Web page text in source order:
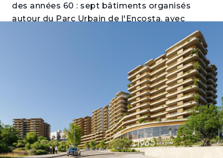
des années 60 : sept bâtiments organisés
autour du Parc Urbain de l'Encosta, avec
logements, commerces, services et transports
intégrés dans un seul quartier certifié. Ceux
qui souhaitent acheter un appartement à
Santo António dos Cavaleiros trouveront ici
une proposition à l'échelle d'un quartier et
avec l'accessibilité d'une métropole.
Les immeubles Oliveira, Thomaz et Telles
proposent des appartements T1 à T4 avec de
généreux balcons ou terrasses, parking
privatif et cave. Les intérieurs se distinguent